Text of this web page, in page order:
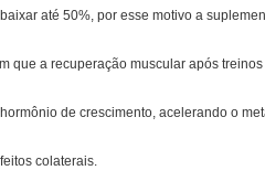
até 50%, por esse motivo a
que a recuperação muscular após
de crescimento, acelerando o
colaterais.